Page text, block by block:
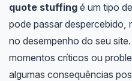
quote stuffingé um tipo
pode passar despercebido,
no desempenho do seu
momentos críticos ou
algumas consequências